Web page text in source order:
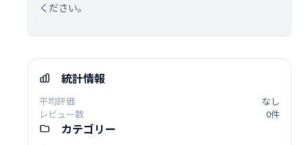
ください。
統計情報
平均評価
なし
レビュー数
0件
カテゴリー